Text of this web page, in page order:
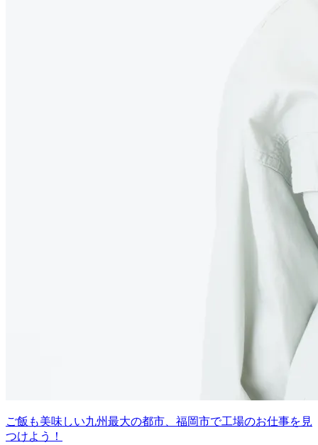
ご飯も美味しい九州最大の都市、福岡市で工場のお仕事を見
つけよう！